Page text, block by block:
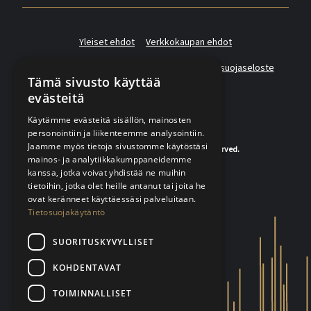
Yleiset ehdot
Verkkokaupan ehdot
Asiakas- ja suoramarkkinointirekisterin tietosuojaseloste
© 2020-2026 K.A.Rasmussen. All rights reserved.
Tämä sivusto käyttää
evästeitä
Käytämme evästeitä sisällön, mainosten
personointiin ja liikenteemme analysointiin.
Jaamme myös tietoja sivustomme käytöstäsi
mainos- ja analytiikkakumppaneidemme
kanssa, jotka voivat yhdistää ne muihin
tietoihin, jotka olet heille antanut tai joita he
ovat keränneet käyttäessäsi palveluitaan.
Tietosuojakäytäntö
SUORITUSKYVYLLISET
KOHDENTAVAT
TOIMINNALLISET